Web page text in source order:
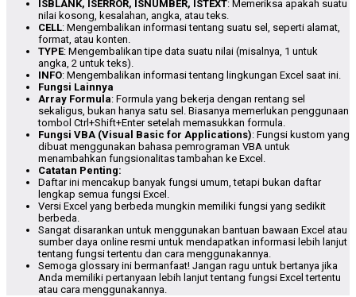
ISBLANK, ISERROR, ISNUMBER, ISTEXT: Memeriksa apakah suatu
nilai kosong, kesalahan, angka, atau teks.
CELL: Mengembalikan informasi tentang suatu sel, seperti alamat,
format, atau konten.
TYPE: Mengembalikan tipe data suatu nilai (misalnya, 1 untuk
angka, 2 untuk teks).
INFO: Mengembalikan informasi tentang lingkungan Excel saat ini.
Fungsi Lainnya
Array Formula: Formula yang bekerja dengan rentang sel
sekaligus, bukan hanya satu sel. Biasanya memerlukan penggunaan
tombol Ctrl+Shift+Enter setelah memasukkan formula.
Fungsi VBA (Visual Basic for Applications): Fungsi kustom yang
dibuat menggunakan bahasa pemrograman VBA untuk
menambahkan fungsionalitas tambahan ke Excel.
Catatan Penting:
Daftar ini mencakup banyak fungsi umum, tetapi bukan daftar
lengkap semua fungsi Excel.
Versi Excel yang berbeda mungkin memiliki fungsi yang sedikit
berbeda.
Sangat disarankan untuk menggunakan bantuan bawaan Excel atau
sumber daya online resmi untuk mendapatkan informasi lebih lanjut
tentang fungsi tertentu dan cara menggunakannya.
Semoga glossary ini bermanfaat! Jangan ragu untuk bertanya jika
Anda memiliki pertanyaan lebih lanjut tentang fungsi Excel tertentu
atau cara menggunakannya.